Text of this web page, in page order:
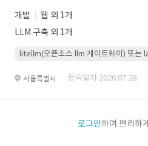
개발
웹 외 1개
LLM 구축 외 1개
litellm(오픈소스 llm 게이트웨이) 또는
서울특별시 · 등록일자 2026.07.28.
로그인하여 편리하